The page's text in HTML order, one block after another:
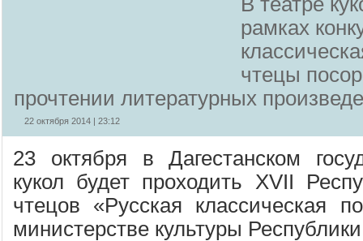
рамках
чтецы
прочтении литературных
22 октября 2014 | 23:12
23 октября в Дагестанском
кукол будет проходить XVII
чтецов «Русская классическая
министерстве культуры